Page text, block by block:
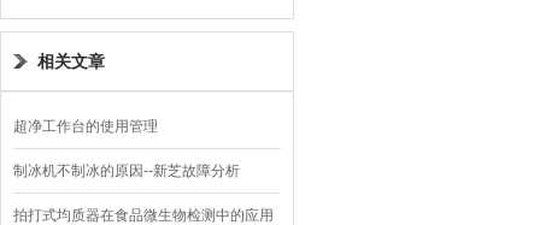
屏
相关文章
超净工作台的使用管理
制冰机不制冰的原因--新芝故障分析
拍打式均质器在食品微生物检测中的应用